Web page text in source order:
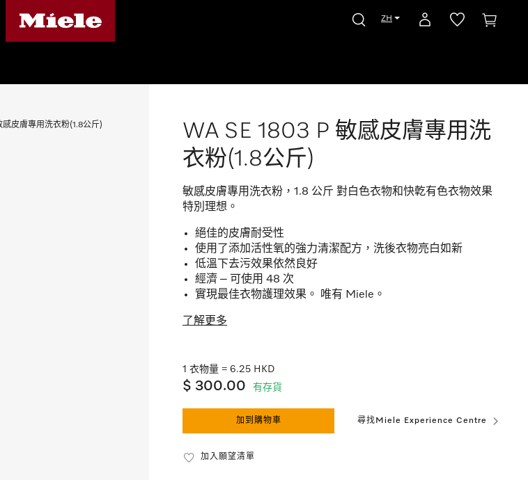
ZH
感皮膚專用洗衣粉(1.8公斤)
WA SE 1803 P 敏感皮膚專用洗
衣粉(1.8公斤)
敏感皮膚專用洗衣粉，1.8 公斤 對白色衣物和快亁有色衣物效果
特別理想。
絕佳的皮膚耐受性
使用了添加活性氧的強力清潔配方，洗後衣物亮白如新
低溫下去污效果依然良好
經濟 – 可使用 48 次
實現最佳衣物護理效果。 唯有 Miele。
了解更多
1 衣物量 = 6.25 HKD
$ 300.00 有存貨
加到購物車 尋找Miele Experience Centre
加入願望清單